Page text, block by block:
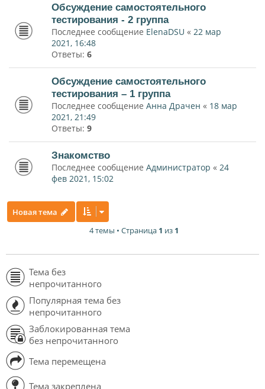
Обсуждение самостоятельного
тестирования - 2 группа
Последнее сообщение ElenaDSU « 22 мар
2021, 16:48
Ответы: 6
Обсуждение самостоятельного
тестирования – 1 группа
Последнее сообщение Анна Драчен « 18 мар
2021, 21:49
Ответы: 9
Знакомство
Последнее сообщение Администратор « 24
фев 2021, 15:02
Новая тема
4 темы • Страница 1 из 1
Тема без
непрочитанного
Популярная тема без
непрочитанного
Заблокированная тема
без непрочитанного
Тема перемещена
Тема закреплена